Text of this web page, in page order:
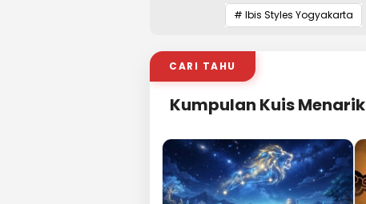
# Ibis Styles Yogyakarta
CARI TAHU
Kumpulan Kuis Menarik